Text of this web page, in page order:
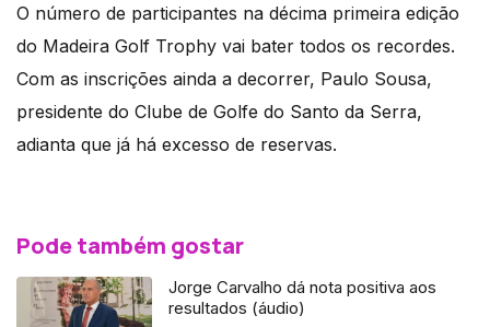
O número de participantes na décima primeira edição
do Madeira Golf Trophy vai bater todos os recordes.
Com as inscrições ainda a decorrer, Paulo Sousa,
presidente do Clube de Golfe do Santo da Serra,
adianta que já há excesso de reservas.
Pode também gostar
Jorge Carvalho dá nota positiva aos
resultados (áudio)